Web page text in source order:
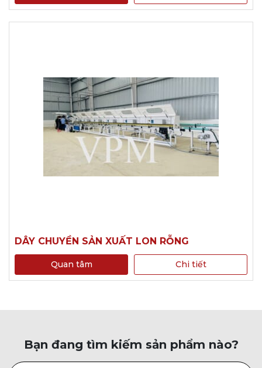
DÂY CHUYỀN SẢN XUẤT LON RỖNG
Quan tâm Chi tiết
Bạn đang tìm kiếm sản phẩm nào?